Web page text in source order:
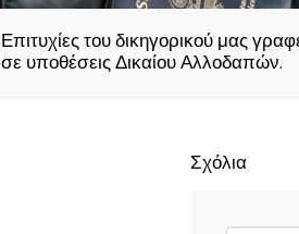
Επιτυχίες του δικηγορικού μας
σε υποθέσεις Δικαίου Αλλοδαπών.
Σχόλια